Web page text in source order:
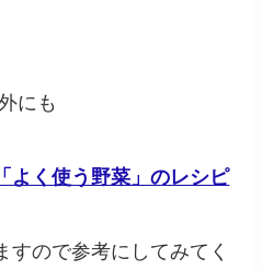
にも
よく使う野菜」のレシピ
すので参考にしてみてく